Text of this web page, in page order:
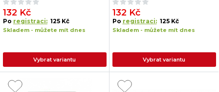
132 Kč
Po registraci: 125 Kč
Skladem - můžete mít dnes
Vybrat variantu
132 Kč
Po registraci: 125 Kč
Skladem - můžete mít dnes
Vybrat variantu